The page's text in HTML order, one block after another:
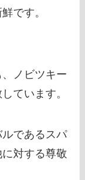
です。
ノビツキー
ています。
であるスパ
対する尊敬